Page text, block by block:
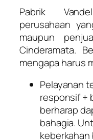
Pabrik
perusahaan
maupun
Cinderamata.
mengapa harus
Pelayanan
responsif +
berharap
bahagia.
keberkahan